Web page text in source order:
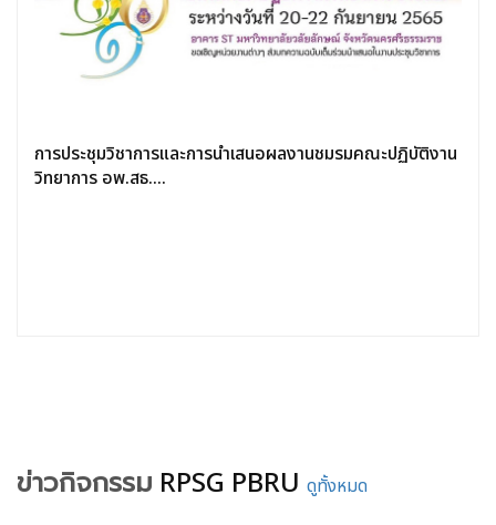
การประชุมวิชาการและการนำเสนอผลงานชมรมคณะปฏิบัติงาน
วิทยาการ อพ.สธ....
ข่าวกิจกรรม RPSG PBRU ดูทั้งหมด